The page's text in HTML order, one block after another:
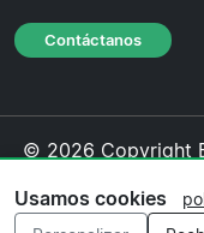
Contáctanos
© 2026 Copyright
Usamos cookies